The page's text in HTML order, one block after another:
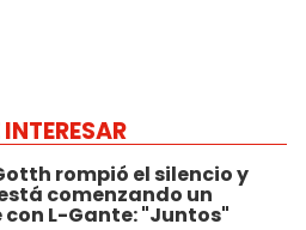
rompió el silencio y
comenzando un
L-Gante: "Juntos"